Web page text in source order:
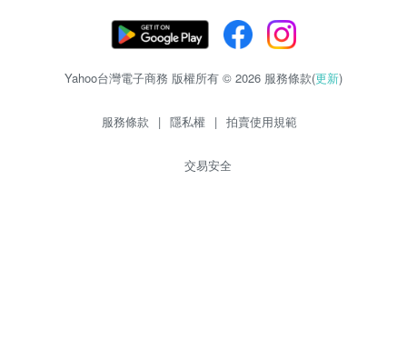
Yahoo台灣電子商務 版權所有 © 2026 服務條款(更新)
服務條款 | 隱私權 | 拍賣使用規範
交易安全